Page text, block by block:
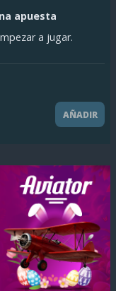
apuesta
a jugar.
AÑADIR